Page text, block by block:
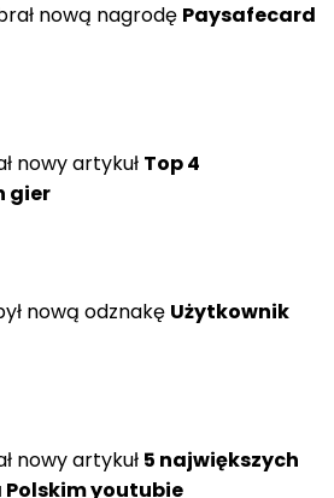
nową nagrodę Paysafecard
nowy artykuł Top 4
gier
nową odznakę Użytkownik
nowy artykuł 5 największych
youtubie